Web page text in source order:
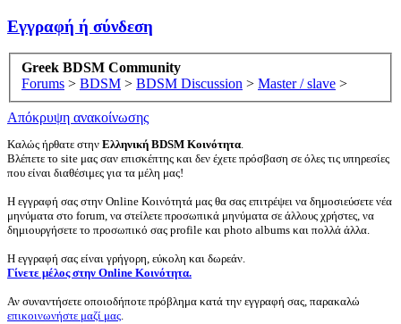
Εγγραφή ή σύνδεση
Greek BDSM Community
Forums > BDSM > BDSM Discussion > Master / slave >
Απόκρυψη ανακοίνωσης
Καλώς ήρθατε στην Ελληνική BDSM Κοινότητα.
Βλέπετε το site μας σαν επισκέπτης και δεν έχετε πρόσβαση σε όλες τις υπηρεσίες
που είναι διαθέσιμες για τα μέλη μας!
Η εγγραφή σας στην Online Κοινότητά μας θα σας επιτρέψει να δημοσιεύσετε νέα
μηνύματα στο forum, να στείλετε προσωπικά μηνύματα σε άλλους χρήστες, να
δημιουργήσετε το προσωπικό σας profile και photo albums και πολλά άλλα.
Η εγγραφή σας είναι γρήγορη, εύκολη και δωρεάν.
Γίνετε μέλος στην Online Κοινότητα.
Αν συναντήσετε οποιοδήποτε πρόβλημα κατά την εγγραφή σας, παρακαλώ
επικοινωνήστε μαζί μας.